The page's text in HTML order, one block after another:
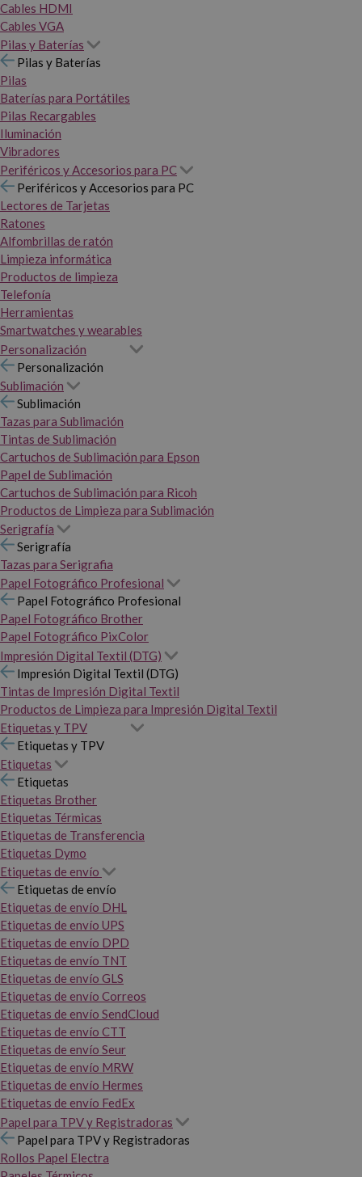
Cables HDMI
Cables VGA
Pilas y Baterías
Pilas y Baterías
Pilas
Baterías para Portátiles
Pilas Recargables
Iluminación
Vibradores
Periféricos y Accesorios para PC
Periféricos y Accesorios para PC
Lectores de Tarjetas
Ratones
Alfombrillas de ratón
Limpieza informática
Productos de limpieza
Telefonía
Herramientas
Smartwatches y wearables
Personalización
Personalización
Sublimación
Sublimación
Tazas para Sublimación
Tintas de Sublimación
Cartuchos de Sublimación para Epson
Papel de Sublimación
Cartuchos de Sublimación para Ricoh
Productos de Limpieza para Sublimación
Serigrafía
Serigrafía
Tazas para Serigrafia
Papel Fotográfico Profesional
Papel Fotográfico Profesional
Papel Fotográfico Brother
Papel Fotográfico PixColor
Impresión Digital Textil (DTG)
Impresión Digital Textil (DTG)
Tintas de Impresión Digital Textil
Productos de Limpieza para Impresión Digital Textil
Etiquetas y TPV
Etiquetas y TPV
Etiquetas
Etiquetas
Etiquetas Brother
Etiquetas Térmicas
Etiquetas de Transferencia
Etiquetas Dymo
Etiquetas de envío
Etiquetas de envío
Etiquetas de envío DHL
Etiquetas de envío UPS
Etiquetas de envío DPD
Etiquetas de envío TNT
Etiquetas de envío GLS
Etiquetas de envío Correos
Etiquetas de envío SendCloud
Etiquetas de envío CTT
Etiquetas de envío Seur
Etiquetas de envío MRW
Etiquetas de envío Hermes
Etiquetas de envío FedEx
Papel para TPV y Registradoras
Papel para TPV y Registradoras
Rollos Papel Electra